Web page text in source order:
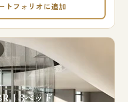
トフォリオに追加
｜3ベッド